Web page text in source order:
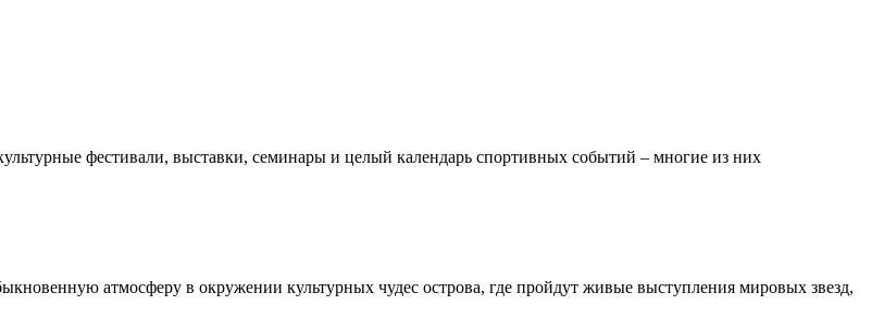
фестивали, выставки, семинары и целый календарь спортивных событий – многие из них
атмосферу в окружении культурных чудес острова, где пройдут живые выступления мировых звезд,